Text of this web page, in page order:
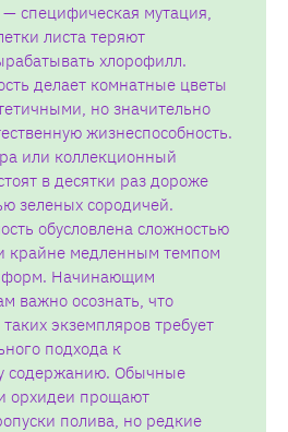
— специфическая мутация,
листа теряют
хлорофилл.
делает комнатные цветы
но значительно
жизнеспособность.
или коллекционный
в десятки раз дороже
зеленых сородичей.
обусловлена сложностью
крайне медленным темпом
форм. Начинающим
важно осознать, что
экземпляров требует
подхода к
содержанию. Обычные
орхидеи прощают
полива, но редкие